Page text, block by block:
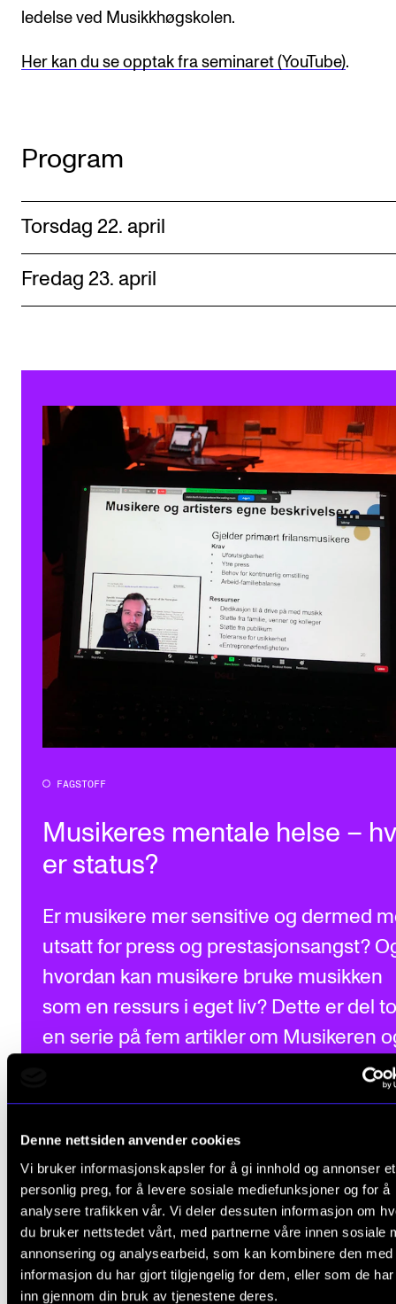
Denne nettsiden anvender cookies
Vi bruker informasjonskapsler for å gi innhold og annonser et
personlig preg, for å levere sosiale mediefunksjoner og for å
analysere trafikken vår. Vi deler dessuten informasjon om
du bruker nettstedet vårt, med partnerne våre innen sosiale
annonsering og analysearbeid, som kan kombinere den med
informasjon du har gjort tilgjengelig for dem, eller som de
inn gjennom din bruk av tjenestene deres.
ledelse ved Musikkhøgskolen.
Her kan du se opptak fra seminaret (YouTube).
Program
Torsdag 22. april
Fredag 23. april
FAGSTOFF
Musikeres mentale helse –
er status?
Er musikere mer sensitive og dermed
utsatt for press og prestasjonsangst?
hvordan kan musikere bruke musikken
som en ressurs i eget liv? Dette er del
en serie på fem artikler om Musikeren
MUSIKERHELSE MENTAL HELSE STUDENTDREVET
AKTUELL NYHET